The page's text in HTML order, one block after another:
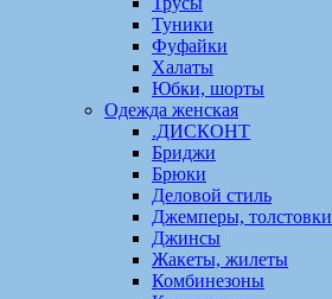
Туники
Фуфайки
Халаты
Юбки, шорты
Одежда женская
.ДИСКОНТ
Бриджи
Брюки
Деловой стиль
Джемперы, толстовки
Джинсы
Жакеты, жилеты
Комбинезоны